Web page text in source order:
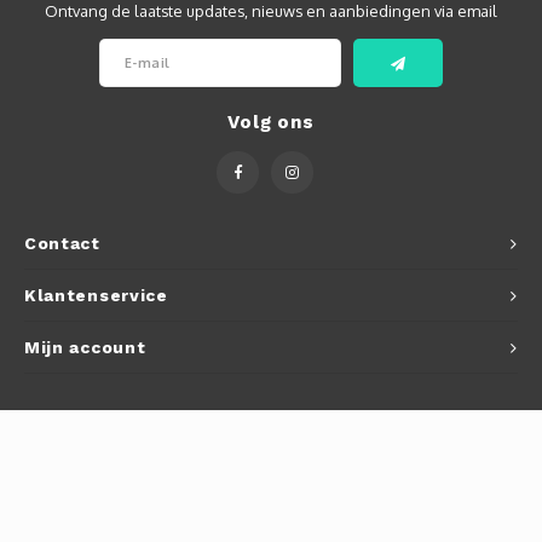
Contact
Ontvang de laatste updates, nieuws en aanbiedingen via email
Volg ons
Klantenservice
Mijn account